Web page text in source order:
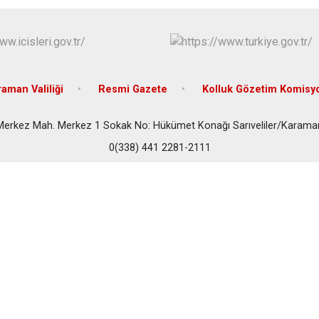
Valiliği Resmi Gazete Kolluk Gözetim
Mah. Merkez 1 Sokak No: Hükümet Konağı Sarıveliler/
0(338) 441 2281-2111